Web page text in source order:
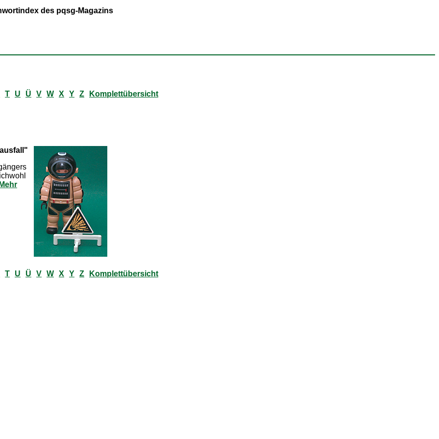
des pqsg-Magazins
T U Ü V W X Y Z Komplettübersicht
Mehr
T U Ü V W X Y Z Komplettübersicht